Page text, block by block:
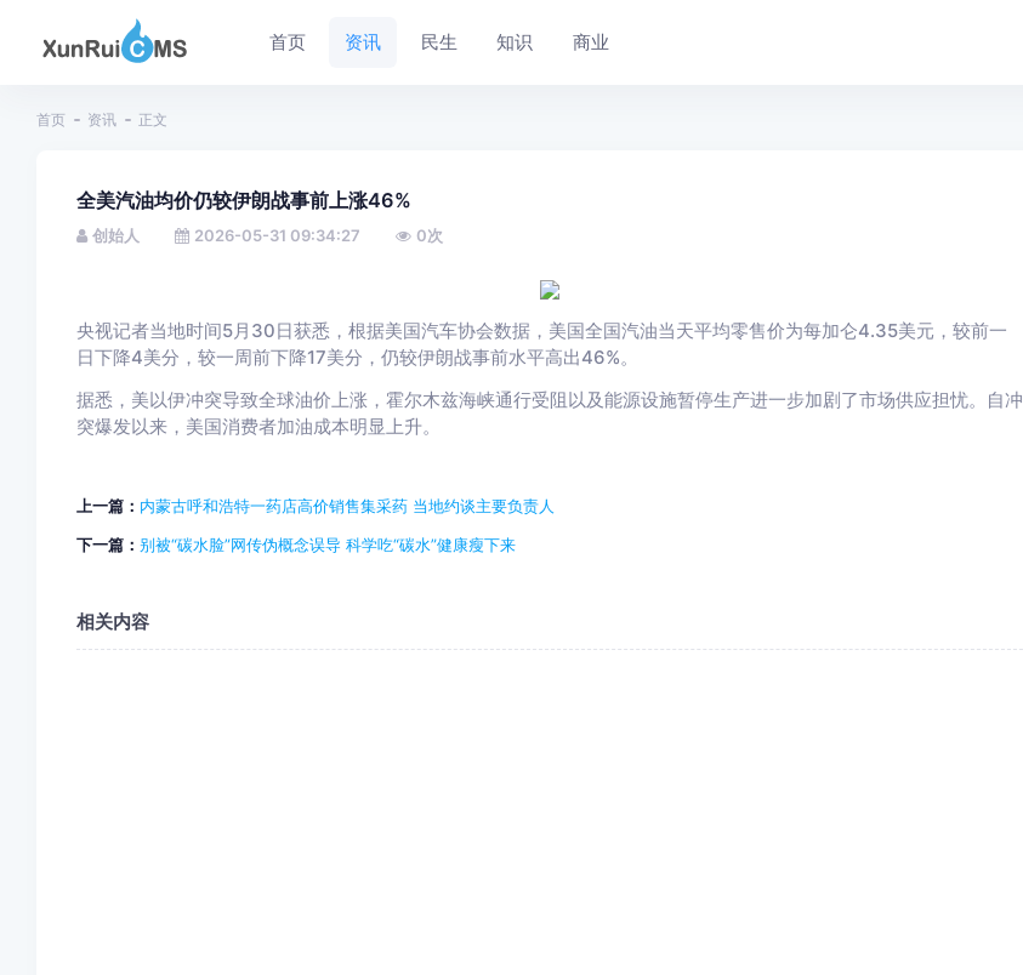
首页 资讯 民生 知识 商业
首页 资讯 正文
全美汽油均价仍较伊朗战事前上涨46%
创始人 2026-05-31 09:34:27 0次
央视记者当地时间5月30日获悉，根据美国汽车协会数据，美国全国汽油当天平均零售价为每加仑4.35美元，较前一
日下降4美分，较一周前下降17美分，仍较伊朗战事前水平高出46%。
据悉，美以伊冲突导致全球油价上涨，霍尔木兹海峡通行受阻以及能源设施暂停生产进一步加剧了市场供应担忧。自冲
突爆发以来，美国消费者加油成本明显上升。
上一篇： 内蒙古呼和浩特一药店高价销售集采药 当地约谈主要负责人
下一篇： 别被“碳水脸”网传伪概念误导 科学吃“碳水”健康瘦下来
相关内容